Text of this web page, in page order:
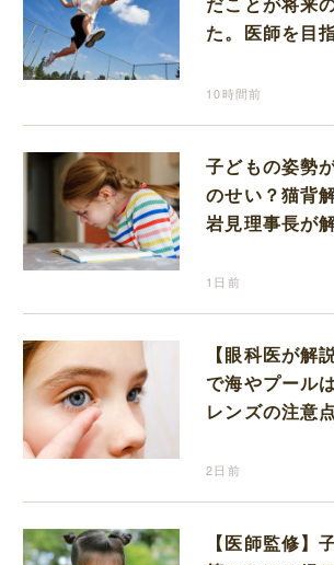
た。医師を目
10時間前
子どもの姿勢
のせい？猫背
岩見理事長が
1日前
【眼科医が解
で海やプール
レンズの注意点
2日前
【医師監修】